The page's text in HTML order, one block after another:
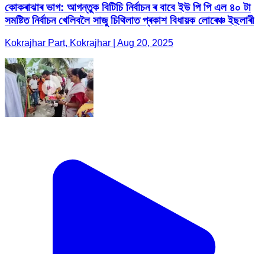
কোকৰাঝাৰ ভাগ: আগন্তুক বিটিচি নিৰ্বাচন ৰ বাবে ইউ পি পি এল ৪০ টা
সমষ্টিত নিৰ্বাচন খেলিবলৈ সাজু চিথিলাত প্ৰকাশ বিধায়ক লোৰেঞ্চ ইছলাৰী
Kokrajhar Part, Kokrajhar | Aug 20, 2025